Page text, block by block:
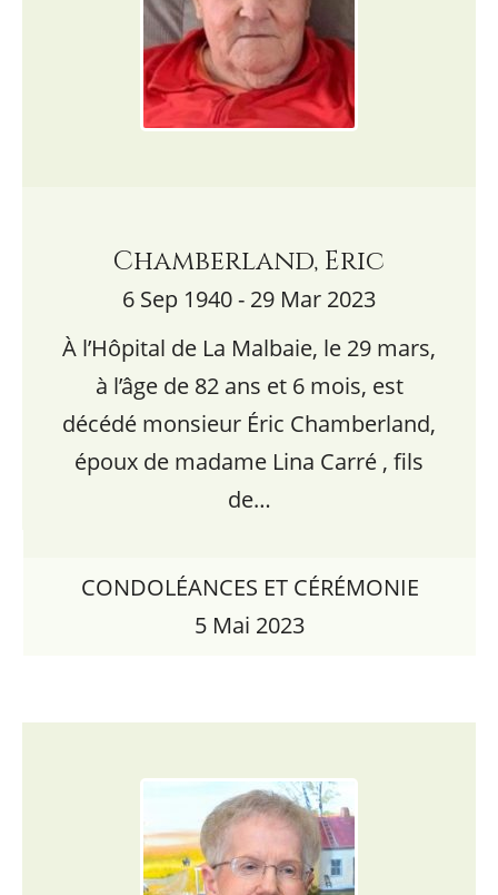
Chamberland, Eric
6 Sep 1940 - 29 Mar 2023
À l’Hôpital de La Malbaie, le 29 mars,
à l’âge de 82 ans et 6 mois, est
décédé monsieur Éric Chamberland,
époux de madame Lina Carré , fils
de…
CONDOLÉANCES ET CÉRÉMONIE
5 Mai 2023